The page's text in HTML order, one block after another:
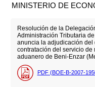
MINISTERIO DE
Resolución de la
Administración Tributaria
anuncia la adjudicación del
contratación del servicio
aduanero de Beni-Enzar
PDF (BOE-B-2007-